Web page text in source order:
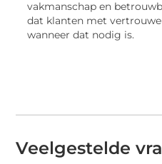
vakmanschap en
dat klanten met
wanneer dat nodig is.
Veelgestelde